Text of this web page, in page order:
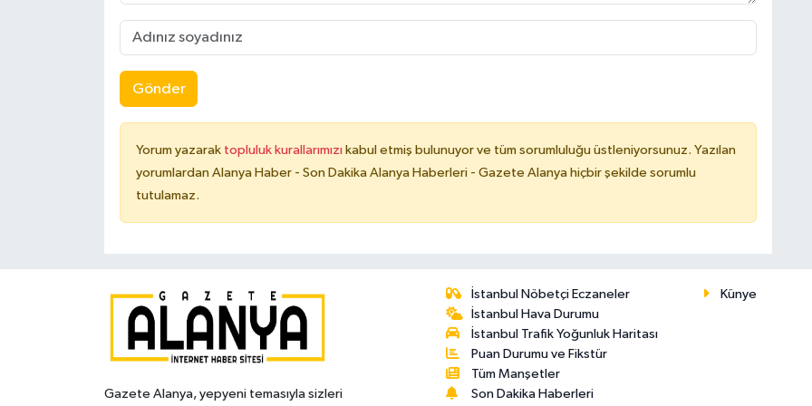
Gönder
Yorum yazarak topluluk kurallarımızı kabul etmiş bulunuyor ve tüm sorumluluğu üstleniyorsunuz. Yazılan
yorumlardan Alanya Haber - Son Dakika Alanya Haberleri - Gazete Alanya hiçbir şekilde sorumlu
tutulamaz.
Gazete Alanya, yepyeni temasıyla sizleri
İstanbul Nöbetçi Eczaneler
İstanbul Hava Durumu
İstanbul Trafik Yoğunluk Haritası
Puan Durumu ve Fikstür
Tüm Manşetler
Son Dakika Haberleri
Künye